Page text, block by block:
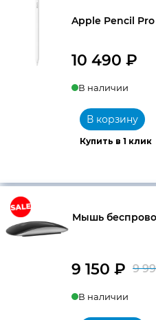
Apple Pencil Pro
10 490 ₽
В наличии
Купить в 1 клик
В корзину
Мышь
9
9 150 ₽
В наличии